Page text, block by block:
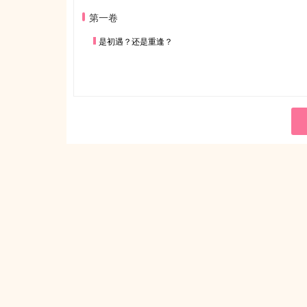
第一卷
是初遇？还是重逢？